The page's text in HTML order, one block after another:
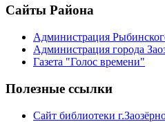
Сайты Района
Администрация
Администрация города
Газета "Голос времени"
Полезные ссылки
Сайт библиотеки